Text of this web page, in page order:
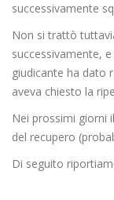
successivamente
Non si trattò
successivamente,
giudicante ha dato
aveva chiesto la
Nei prossimi giorni il
del recupero
Di seguito